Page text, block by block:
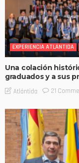
EXPERIENCIA ATLÁNTIDA
Una colación
graduados y a sus
Atlántida 21